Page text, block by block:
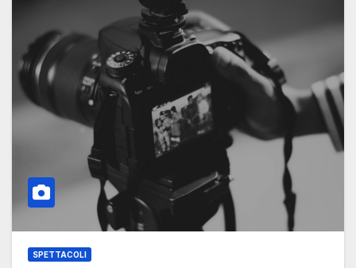
SPETTACOLI